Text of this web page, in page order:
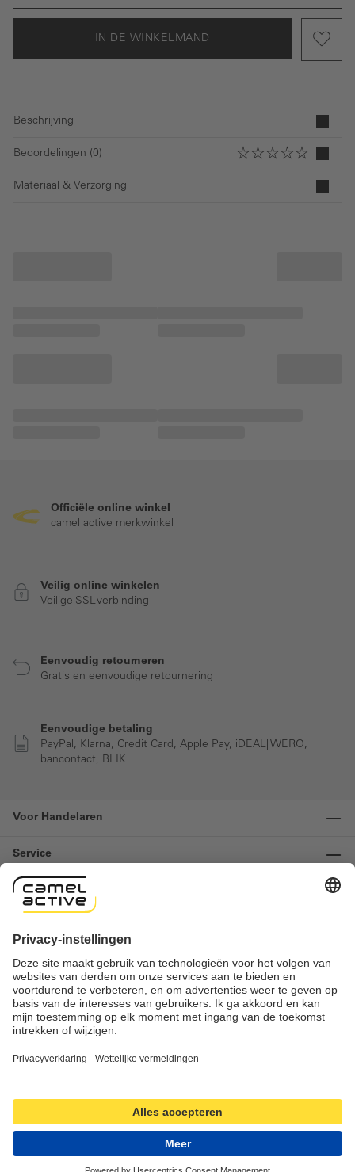
IN DE WINKELMAND
Beschrijving
Beoordelingen (0)
Materiaal & Verzorging
Officiële online winkel
camel active merkwinkel
Veilig online winkelen
Veilige SSL-verbinding
Eenvoudig retourneren
Gratis en eenvoudige retournering
Eenvoudige betaling
PayPal, Klarna, Credit Card, Apple Pay, iDEAL| WERO,
bancontact, BLIK
Voor Handelaren
Service
Informatie
Important links
Herroeping